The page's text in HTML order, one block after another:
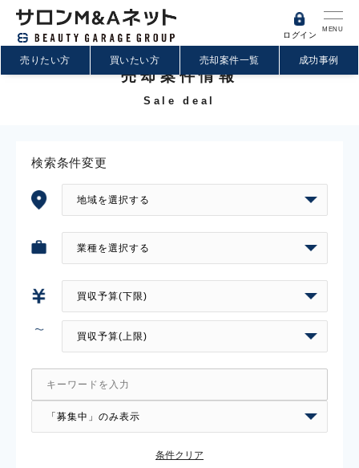
MENU
ログイン
売りたい方 買いたい方 売却案件一覧 成功事例
売却案件情報
Sale deal
検索条件変更
条件クリア